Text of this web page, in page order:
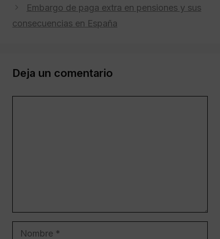
Embargo de paga extra en pensiones y sus
consecuencias en España
Deja un comentario